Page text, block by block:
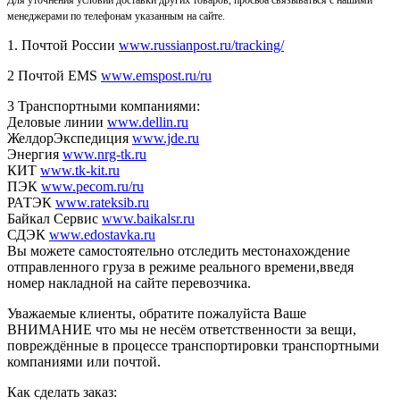
менеджерами по телефонам указанным на сайте.
1. Почтой России www.russianpost.ru/tracking/
2 Почтой EMS www.emspost.ru/ru
3 Транспортными компаниями:
Деловые линии www.dellin.ru
ЖелдорЭкспедиция www.jde.ru
Энергия www.nrg-tk.ru
КИТ www.tk-kit.ru
ПЭК www.pecom.ru/ru
РАТЭК www.rateksib.ru
Байкал Сервис www.baikalsr.ru
СДЭК www.edostavka.ru
Вы можете самостоятельно отследить местонахождение
отправленного груза в режиме реального времени,введя
номер накладной на сайте перевозчика.
Уважаемые клиенты, обратите пожалуйста Ваше
ВНИМАНИЕ что мы не несём ответственности за вещи,
повреждённые в процессе транспортировки транспортными
компаниями или почтой.
Как сделать заказ: